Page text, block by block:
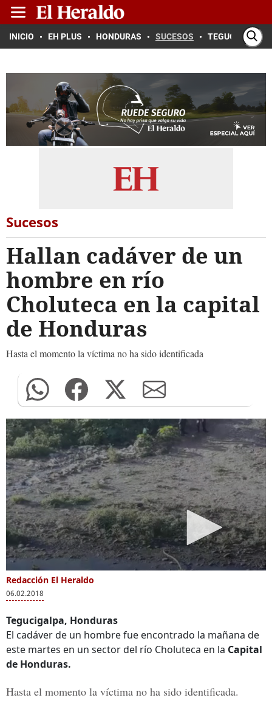
INICIO EH PLUS HONDURAS SUCESOS TEGUCIGALPA
Sucesos
Hallan cadáver de un
hombre en río
Choluteca en la capital
de Honduras
Hasta el momento la víctima no ha sido identificada
0
seconds
of
0
seconds
Redacción El Heraldo
06.02.2018
Tegucigalpa, Honduras
El cadáver de un hombre fue encontrado la mañana de
este martes en un sector del río Choluteca en la Capital
de Honduras.
Hasta el momento la víctima no ha sido identificada.